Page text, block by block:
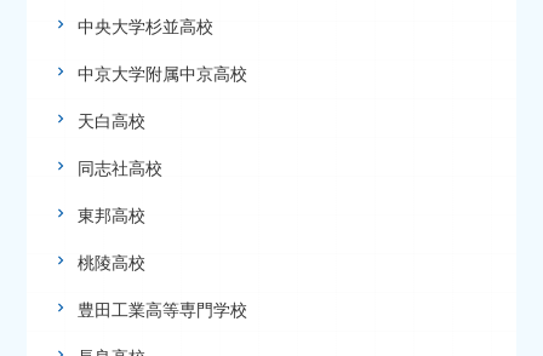
中央大学杉並高校
中京大学附属中京高校
天白高校
同志社高校
東邦高校
桃陵高校
豊田工業高等専門学校